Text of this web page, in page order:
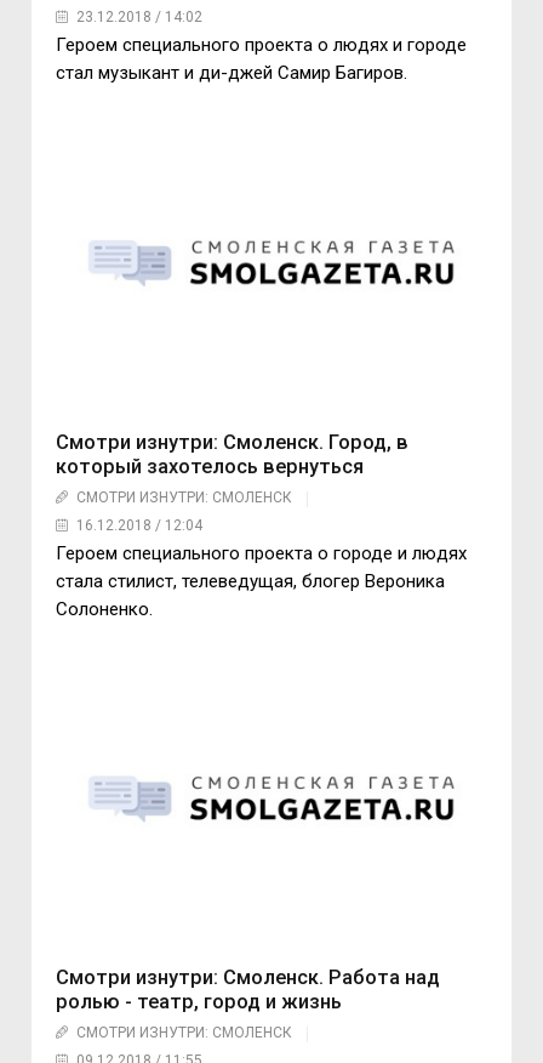
23.12.2018 / 14:02
Героем специального проекта о людях и городе
стал музыкант и ди-джей Самир Багиров.
Смотри изнутри: Смоленск. Город, в
который захотелось вернуться
СМОТРИ ИЗНУТРИ: СМОЛЕНСК
16.12.2018 / 12:04
Героем специального проекта о городе и людях
стала стилист, телеведущая, блогер Вероника
Солоненко.
Смотри изнутри: Смоленск. Работа над
ролью - театр, город и жизнь
СМОТРИ ИЗНУТРИ: СМОЛЕНСК